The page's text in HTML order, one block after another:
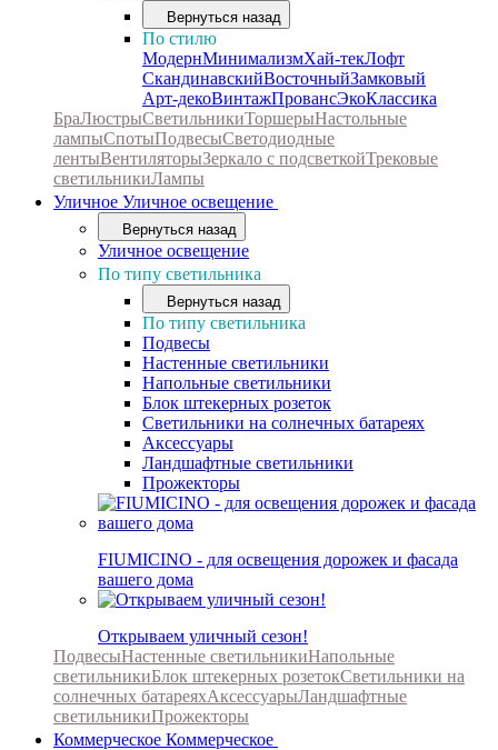
Вернуться назад
По стилю
МодернМинимализмХай-текЛофт
СкандинавскийВосточныйЗамковый
Арт-декоВинтажПровансЭкоКлассика
БраЛюстрыСветильникиТоршерыНастольные
лампыСпотыПодвесыСветодиодные
лентыВентиляторыЗеркало с подсветкойТрековые
светильникиЛампы
Уличное Уличное освещение
Вернуться назад
Уличное освещение
По типу светильника
Вернуться назад
По типу светильника
Подвесы
Настенные светильники
Напольные светильники
Блок штекерных розеток
Светильники на солнечных батареях
Аксессуары
Ландшафтные светильники
Прожекторы
FIUMICINO - для освещения дорожек и фасада
вашего дома
Открываем уличный сезон!
ПодвесыНастенные светильникиНапольные
светильникиБлок штекерных розетокСветильники на
солнечных батареяхАксессуарыЛандшафтные
светильникиПрожекторы
Коммерческое Коммерческое